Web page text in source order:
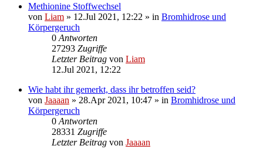
Methionine Stoffwechsel
von Liam » 12.Jul 2021, 12:22 » in Bromhidrose und
Körpergeruch
0 Antworten
27293 Zugriffe
Letzter Beitrag von Liam
12.Jul 2021, 12:22
Wie habt ihr gemerkt, dass ihr betroffen seid?
von Jaaaan » 28.Apr 2021, 10:47 » in Bromhidrose und
Körpergeruch
0 Antworten
28331 Zugriffe
Letzter Beitrag von Jaaaan